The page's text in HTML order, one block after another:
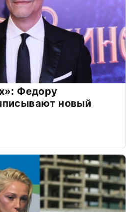
Федору
новый